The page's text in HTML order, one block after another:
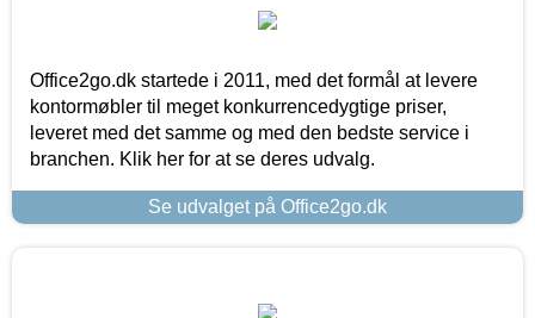
Office2go.dk startede i 2011, med det formål at levere
kontormøbler til meget konkurrencedygtige priser,
leveret med det samme og med den bedste service i
branchen. Klik her for at se deres udvalg.
Se udvalget på Office2go.dk